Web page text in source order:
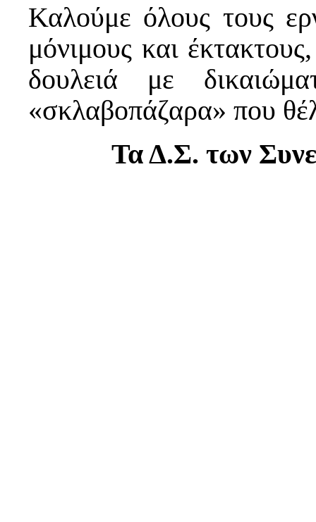
Καλούμε όλους τους
μόνιμους και
δουλειά με
«σκλαβοπάζαρα» που
Τα Δ.Σ. των